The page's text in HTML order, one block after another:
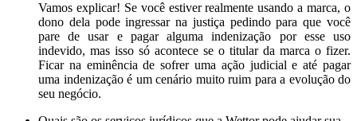
Vamos explicar! Se você estiver realmente usando a marca, o
dono dela pode ingressar na justiça pedindo para que você
pare de usar e pagar alguma indenização por esse uso
indevido, mas isso só acontece se o titular da marca o fizer.
Ficar na eminência de sofrer uma ação judicial e até pagar
uma indenização é um cenário muito ruim para a evolução do
seu negócio.